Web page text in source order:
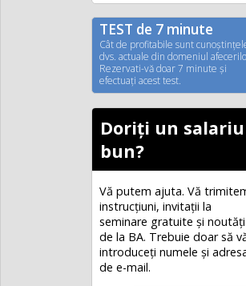
TEST de 7 minute
Cât de profitabile sunt
dvs. actuale din domeniul
Rezervati-vă doar 7 minute şi
efectuaţi acest test.
Doriți un salariu
bun?
Vă putem ajuta. Vă
instrucțiuni, invitaţii la
seminare gratuite şi noutăţi
de la BA. Trebuie doar să
introduceţi numele și
de e-mail.